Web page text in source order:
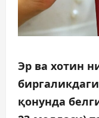
Эр ва хотин
қонунда